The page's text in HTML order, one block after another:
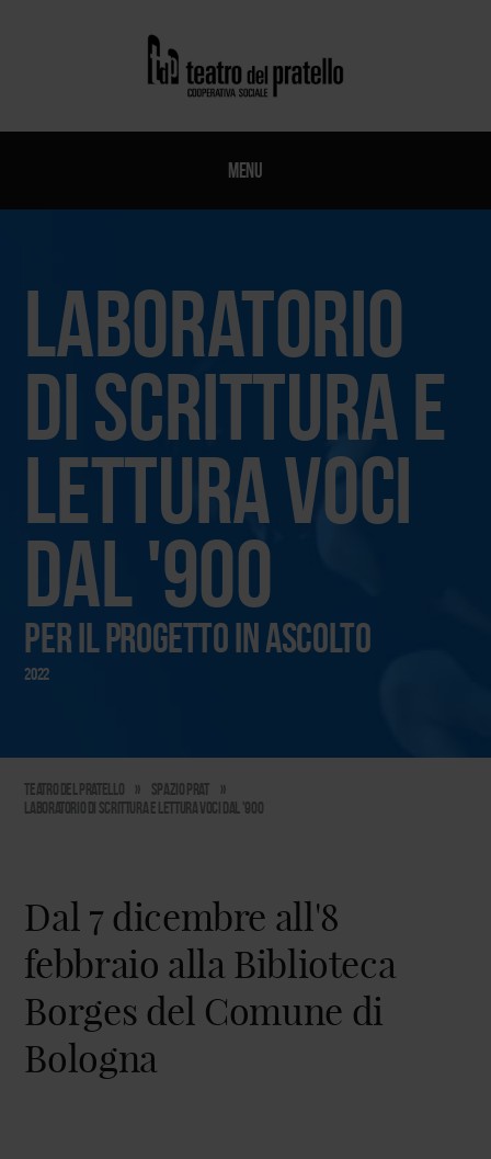
Menu
laboratorio
di scrittura e
lettura voci
dal '900
Per il progetto IN ASCOLTO
2022
Teatro del Pratello » Spazio PraT
»
laboratorio di scrittura e lettura voci dal '900
Dal 7 dicembre all'8
febbraio alla Biblioteca
Borges del Comune di
Bologna